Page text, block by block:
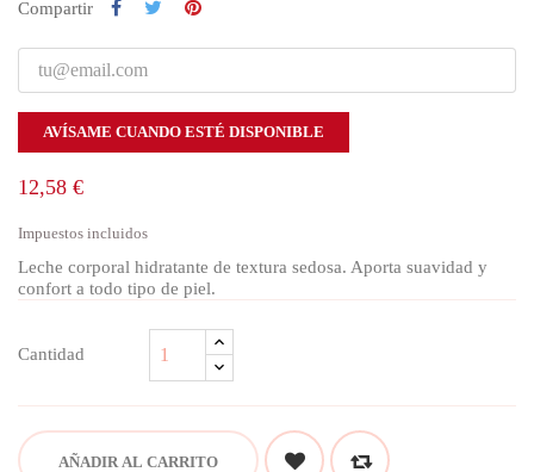
Compartir
AVÍSAME CUANDO ESTÉ DISPONIBLE
12,58 €
Impuestos incluidos
Leche corporal hidratante de textura sedosa. Aporta suavidad y
confort a todo tipo de piel.
Cantidad
AÑADIR AL CARRITO